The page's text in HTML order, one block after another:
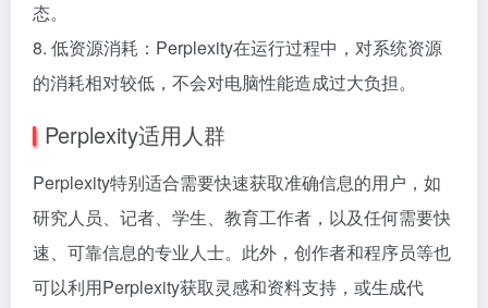
态。
8. 低资源消耗：Perplexity在运行过程中，对系统资源
的消耗相对较低，不会对电脑性能造成过大负担。
Perplexity适用人群
Perplexity特别适合需要快速获取准确信息的用户，如
研究人员、记者、学生、教育工作者，以及任何需要快
速、可靠信息的专业人士。此外，创作者和程序员等也
可以利用Perplexity获取灵感和资料支持，或生成代